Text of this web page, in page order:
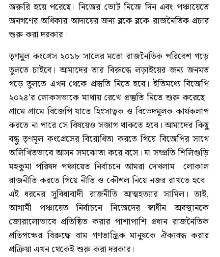
জরুরি হয়ে পরেছে। নিজের ভোট নিজে দিন এবং পঞ্চায়েতে
জনগণের অধিকার আদায়ের জন্য ব্লকে ব্লকে রাজনৈতিক প্রচার
শুরু করা দরকার।
তৃণমুল কংগ্রেস ২০১৮ সালের মতো রাজনৈতিক পরিবেশ গড়ে
তুলতে চাইবে। আমাদের তার বিরুদ্ধে লড়াইয়ের জন্য জনমত
গড়ে তুলতে এখন থেকে প্রস্তুতি নিতে হবে। ইতিমধ্যে বিজেপি
২০২৪’র লোকসভাকে মাথায় রেখে প্রস্তুতি নিতে শুরু করেছে।
গ্রামে গ্রামে বিজেপি যাতে হিংসাত্বক ও বিভেদমূলক কার্যকলাপ
করতে না পারে সে বিষয়েও সজাগ থাকতে হবে। আমাদের কিছু
বন্ধু তৃণমূল কংগ্রেসের বিরোধিতা করতে গিয়ে বিজেপির সাথে
অলিখিতভাবে আসন সমঝোতা করে বসে। যা সম্প্রতি শিলিগুড়ি
মহকুমা পরিষদ পঞ্চায়েত নির্বাচনে আমরা দেখলাম। লোকাল
রাজনীতি করতে গিয়ে নীতি ও কৌশল নিয়ে নজর রাখতে হবে।
এই ধরনের সুবিধাবাদী রাজনীতি আত্মহত্যার সামিল। তাই,
আগামী পঞ্চায়েত নির্বাচনে নিজেদের স্বাধীন অবস্থানকে
জোরালোভাবে প্রতিষ্ঠিত করার পাশাপাশি প্রধান রাজনৈতিক
প্রতিপক্ষের বিরুদ্ধে বাম গণতান্ত্রিক মানুষকে ঐক্যবদ্ধ করার
প্রক্রিয়া এখন থেকেই শুরু করা দরকার।